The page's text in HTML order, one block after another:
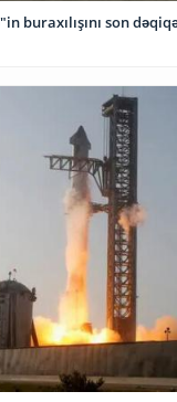
buraxılışını son